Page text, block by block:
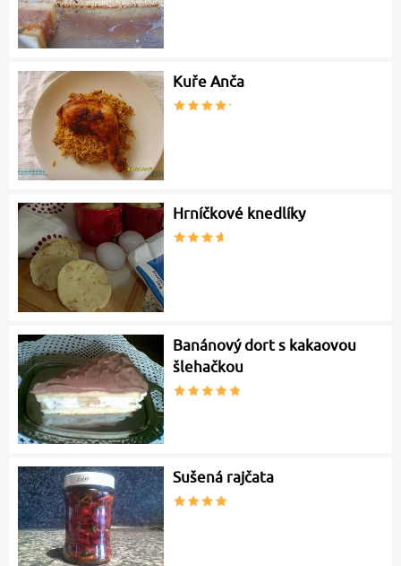
Kuře Anča
Hrníčkové knedlíky
Banánový dort s kakaovou
šlehačkou
Sušená rajčata